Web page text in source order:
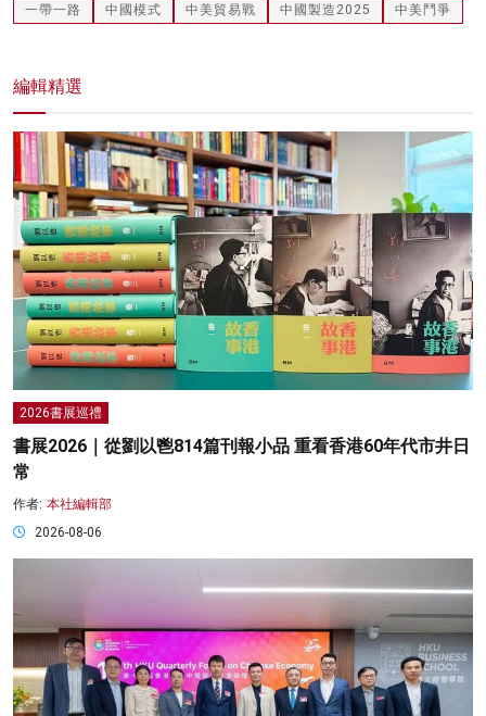
一帶一路 中國模式 中美貿易戰 中國製造2025 中美鬥爭
編輯精選
2026書展巡禮
書展2026｜從劉以鬯814篇刊報小品 重看香港60年代市井日
常
作者: 本社編輯部
2026-08-06